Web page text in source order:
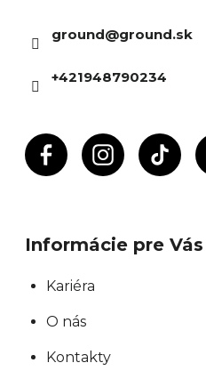
ground@ground.sk
+421948790234
Informácie pre Vás
Kariéra
O nás
Kontakty